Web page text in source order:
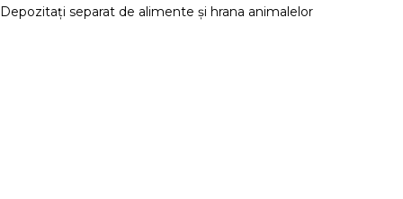
separat de alimente și hrana animalelor